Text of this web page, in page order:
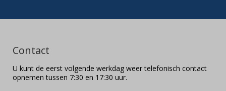
Contact
U kunt de eerst volgende werkdag weer telefonisch contact
opnemen tussen 7:30 en 17:30 uur.